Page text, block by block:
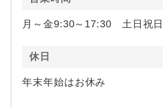
月～金9:30～17:30 土日祝
休日
年末年始はお休み